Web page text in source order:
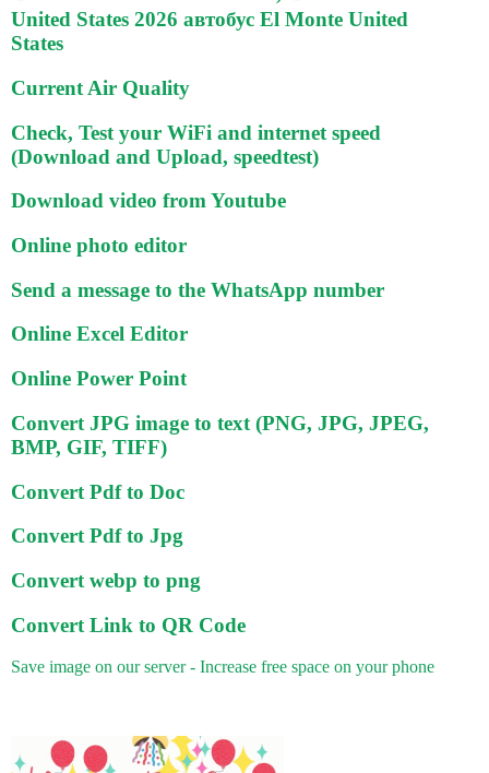
United States 2026 автобус El Monte United
States
Current Air Quality
Check, Test your WiFi and internet speed
(Download and Upload, speedtest)
Download video from Youtube
Online photo editor
Send a message to the WhatsApp number
Online Excel Editor
Online Power Point
Convert JPG image to text (PNG, JPG, JPEG,
BMP, GIF, TIFF)
Convert Pdf to Doc
Convert Pdf to Jpg
Convert webp to png
Convert Link to QR Code
Save image on our server - Increase free space on your phone